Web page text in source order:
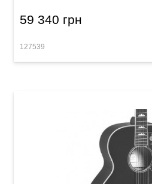
59 340 грн
127539